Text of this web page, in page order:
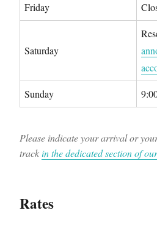
Friday
Saturday
Sunday
Please indicate your arrival or
trackin the dedicated section of
Rates